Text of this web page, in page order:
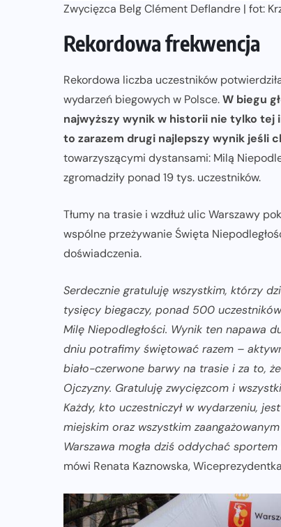
Zwycięzca Belg Clément Deflandre | fot:
Rekordowa frekwencja
Rekordowa liczba uczestników
wydarzeń biegowych w Polsce.W biegu
najwyższy wynik w historii nie tylko tej
to zarazem drugi najlepszy wynik jeśli
towarzyszącymi dystansami: Milą
zgromadziły ponad 19 tys. uczestników.
Tłumy na trasie i wzdłuż ulic Warszawy
wspólne przeżywanie Święta
doświadczenia.
Serdecznie gratuluję wszystkim, którzy
tysięcy biegaczy, ponad 500
Milę Niepodległości. Wynik ten napawa
dniu potrafimy świętować razem –
biało-czerwone barwy na trasie i za to,
Ojczyzny. Gratuluję zwycięzcom i
Każdy, kto uczestniczył w wydarzeniu,
miejskim oraz wszystkim
Warszawa mogła dziś oddychać
mówi Renata Kaznowska,